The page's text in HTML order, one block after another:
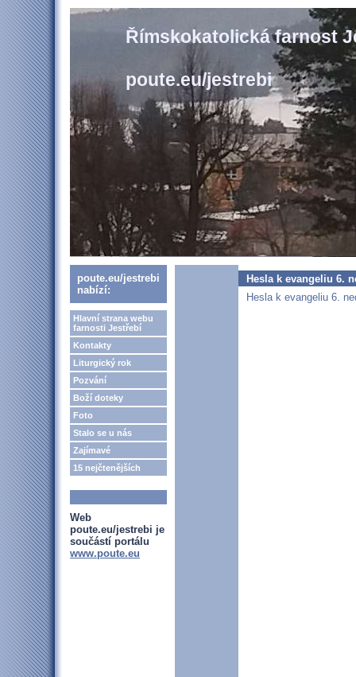
Římskokatolická farnost
poute.eu/jestrebi
poute.eu/jestrebi
nabízí:
Hlavní strana webu
farnosti Jestřebí
Kontakty
Liturgický rok
Pozvání
Boží doteky
Foto
Stalo se u nás
Zajímavé
15 nejčtenějších
Web
poute.eu/jestrebi je
součástí portálu
www.poute.eu
Hesla k evangeliu 6.
Hesla k evangeliu 6.